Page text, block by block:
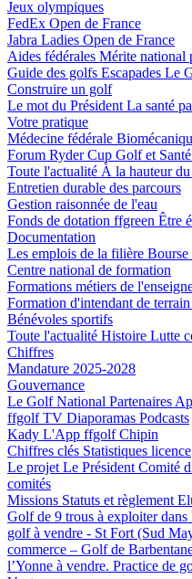
Jeux olympiques
FedEx Open de France
Jabra Ladies Open de France
Aides fédérales Mérite national
Guide des golfs Escapades Le
Construire un golf
Le mot du Président La santé
Votre pratique
Médecine fédérale
Forum Ryder Cup Golf et
Toute l'actualité À la hauteur
Entretien durable des parcours
Gestion raisonnée de l'eau
Fonds de dotation ffgreen Être
Documentation
Les emplois de la filière Bourse
Centre national de formation
Formations métiers de
Formation d'intendant de terrain
Bénévoles sportifs
Toute l'actualité Histoire Lutte
Chiffres
Mandature 2025-2028
Gouvernance
Le Golf National Partenaires
ffgolf TV Diaporamas Podcasts
Kady L'App ffgolfChipin
Chiffres clés Statistiques licence
Le projet Le Président Comité
comités
Missions Statuts et règlement
Golf de 9 trous à exploiter
golf à vendre - St Fort (Sud
commerce – Golf de
l’Yonne à vendre. Practice de